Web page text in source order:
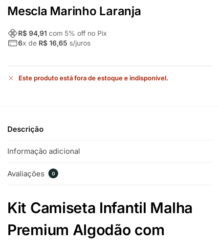
Mescla Marinho Laranja
R$ 94,91 com 5% off no Pix
6x de R$ 16,65 s/juros
Este produto está fora de estoque e indisponível.
Descrição
Informação adicional
Avaliações 0
Kit Camiseta Infantil Malha
Premium Algodão com